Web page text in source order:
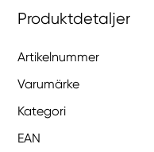
Produktdetaljer
Artikelnummer
Varumärke
Kategori
EAN